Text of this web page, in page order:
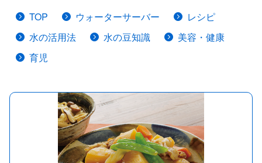
TOP ウォーターサーバー
レシピ
水の活用法
水の豆知識
美容・健康
育児